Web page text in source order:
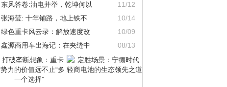
东风答卷:油电并举，乾坤何以
11/12
张海莹: 十年铺路，地上铁不
10/14
绿色重卡风云录：解放速度改
10/09
鑫源商用车出海记：在夹缝中
08/13